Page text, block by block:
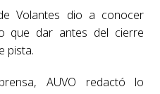
Volantes dio a conocer
que dar antes del cierre
pista.
AUVO redactó lo